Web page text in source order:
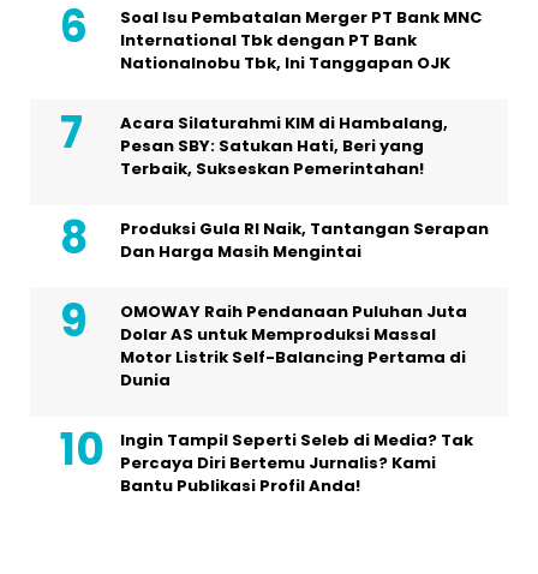
Soal Isu Pembatalan Merger PT Bank MNC
International Tbk dengan PT Bank
Nationalnobu Tbk, Ini Tanggapan OJK
Acara Silaturahmi KIM di Hambalang,
Pesan SBY: Satukan Hati, Beri yang
Terbaik, Sukseskan Pemerintahan!
Produksi Gula RI Naik, Tantangan Serapan
Dan Harga Masih Mengintai
OMOWAY Raih Pendanaan Puluhan Juta
Dolar AS untuk Memproduksi Massal
Motor Listrik Self-Balancing Pertama di
Dunia
Ingin Tampil Seperti Seleb di Media? Tak
Percaya Diri Bertemu Jurnalis? Kami
Bantu Publikasi Profil Anda!